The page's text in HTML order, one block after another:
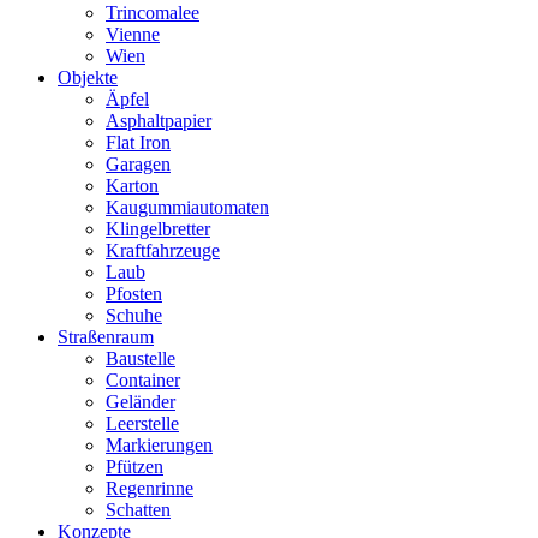
Trincomalee
Vienne
Wien
Objekte
Äpfel
Asphaltpapier
Flat Iron
Garagen
Karton
Kaugummiautomaten
Klingelbretter
Kraftfahrzeuge
Laub
Pfosten
Schuhe
Straßenraum
Baustelle
Container
Geländer
Leerstelle
Markierungen
Pfützen
Regenrinne
Schatten
Konzepte